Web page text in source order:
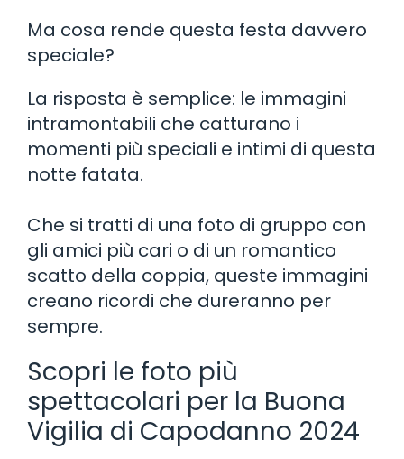
Ma cosa rende questa festa davvero
speciale?
La risposta è semplice: le immagini
intramontabili che catturano i
momenti più speciali e intimi di questa
notte fatata.
Che si tratti di una foto di gruppo con
gli amici più cari o di un romantico
scatto della coppia, queste immagini
creano ricordi che dureranno per
sempre.
Scopri le foto più
spettacolari per la Buona
Vigilia di Capodanno 2024